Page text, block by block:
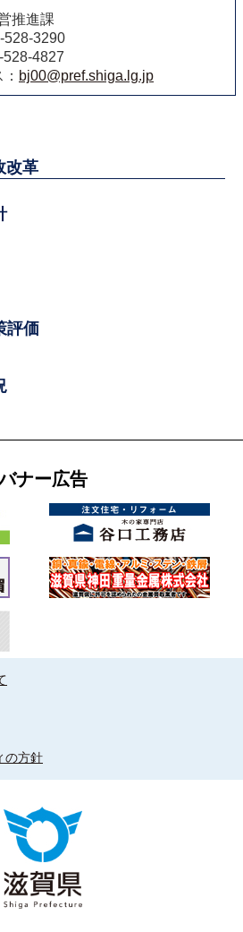
推進課
528-3290
528-4827
bj00@pref.shiga.lg.jp
改革
評価
ナー広告
の方針